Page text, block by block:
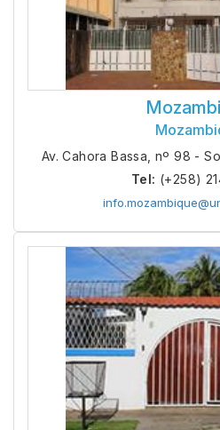
Av. Cahora Bassa, nº 98 -
Tel: (+258)